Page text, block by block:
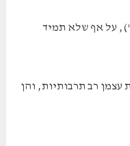
על אף שלא תמיד
עצמן רב תרבותיות, והן